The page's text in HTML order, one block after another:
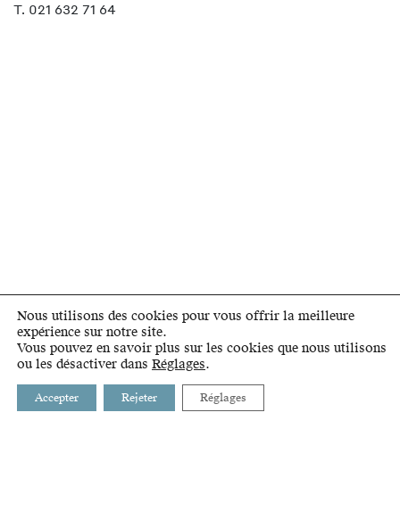
T. 021 632 71 64
Nous utilisons des cookies pour vous offrir la meilleure
expérience sur notre site.
Vous pouvez en savoir plus sur les cookies que nous utilisons
ou les désactiver dans Réglages.
Accepter Rejeter Réglages